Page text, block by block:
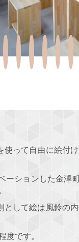
使って自由に絵付
ションした金澤
して絵は風鈴の
です。